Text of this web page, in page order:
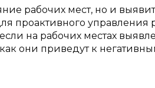
рабочих мест, но и
проактивного управления
на рабочих местах
они приведут к